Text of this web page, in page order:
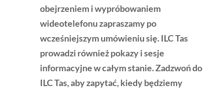
obejrzeniem i wypróbowaniem
wideotelefonu zapraszamy po
wcześniejszym umówieniu się. ILC Tas
prowadzi również pokazy i sesje
informacyjne w całym stanie. Zadzwoń do
ILC Tas, aby zapytać, kiedy będziemy